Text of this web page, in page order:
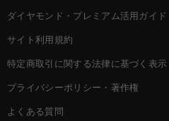
ダイヤモンド・プレミアム活用ガイド
サイト利用規約
特定商取引に関する法律に基づく表示
プライバシーポリシー・著作権
よくある質問